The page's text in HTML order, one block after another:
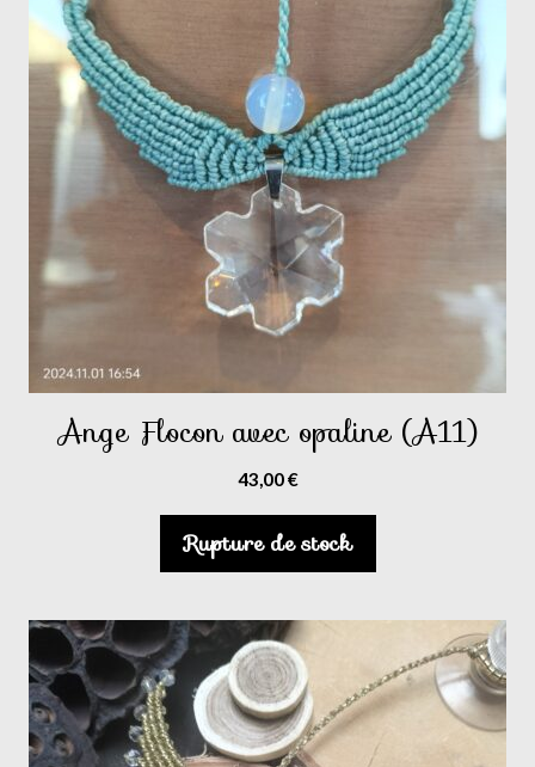
Ange Flocon avec opaline (A11)
43,00€
Rupture de stock